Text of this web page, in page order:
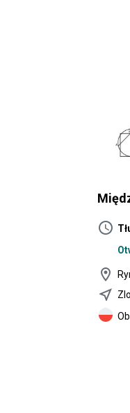
schedule
location_on
near_me